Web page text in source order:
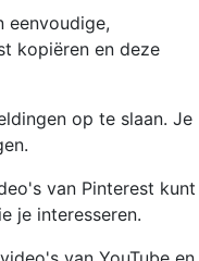
eenvoudige,
kopiëren en deze
op te slaan. Je
van Pinterest kunt
je interesseren.